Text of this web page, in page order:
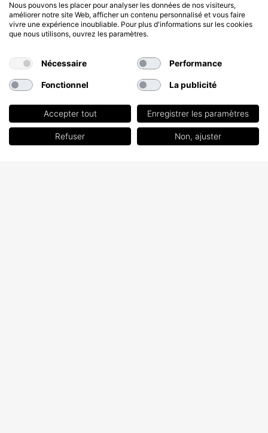
Nous pouvons les placer pour analyser les données de nos visiteurs,
améliorer notre site Web, afficher un contenu personnalisé et vous faire
vivre une expérience inoubliable. Pour plus d'informations sur les cookies
que nous utilisons, ouvrez les paramètres.
Nécessaire Performance
Fonctionnel La publicité
Accepter tout Enregistrer les paramètres
Refuser Non, ajuster